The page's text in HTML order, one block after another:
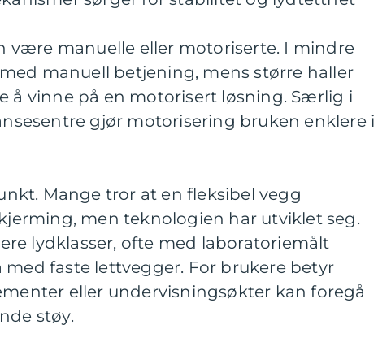
være manuelle eller motoriserte. I mindre
manuell betjening, mens større haller
å vinne på en motorisert løsning. Særlig i
gjør motorisering bruken enklere i
Mange tror at en fleksibel vegg
men teknologien har utviklet seg.
lydklasser, ofte med laboratoriemålt
med faste lettvegger. For brukere betyr
eller undervisningsøkter kan foregå
støy.